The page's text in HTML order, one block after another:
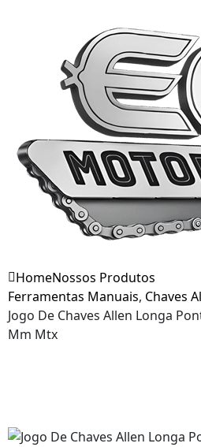
HomeNossos Produtos
Ferramentas Manuais, Chaves
Jogo De Chaves Allen Longa
Mm Mtx